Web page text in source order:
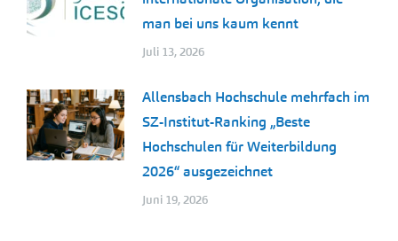
man bei uns kaum kennt
Juli 13, 2026
Allensbach Hochschule mehrfach im
SZ-Institut-Ranking „Beste
Hochschulen für Weiterbildung
2026“ ausgezeichnet
Juni 19, 2026